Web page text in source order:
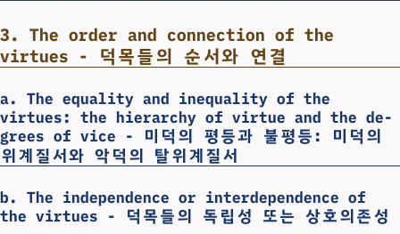
3. The order and connection of the
virtues - 덕목들의 순서와 연결
a. The equality and inequality of the
virtues: the hierarchy of virtue and the de-
grees of vice - 미덕의 평등과 불평등: 미덕의
위계질서와 악덕의 탈위계질서
b. The independence or interdependence of
the virtues - 덕목들의 독립성 또는 상호의존성